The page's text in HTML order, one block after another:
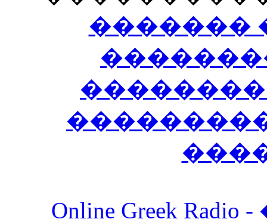
�������
Online Greek